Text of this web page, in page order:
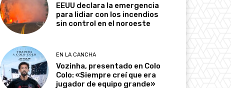
EEUU declara la emergencia
para lidiar con los incendios
sin control en el noroeste
EN LA CANCHA
Vozinha, presentado en Colo
Colo: «Siempre creí que era
jugador de equipo grande»